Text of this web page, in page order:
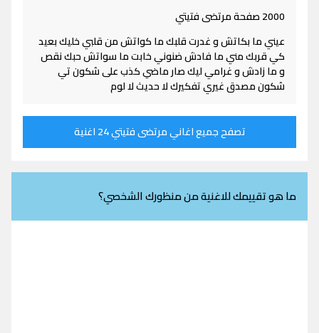
2000 صفحة مرتضى فتيتي
عيني ما بكاتش و غدرت قلبك ما كواتش من قلبي خليك بعيد
كي قربك مني ما فادش ضنوني خابت ما سواتش حبك نقص
و ما زادش و غرامي ليك صار ماضي كذب على شكون تي
شكون مصدق غيري تفكيرك لا حديث لا لوم
تصفح جميع اغاني مرتضى فتيتي 24 اغنية
ما هو تقييمك للاغنية من منظورك الشخصي؟